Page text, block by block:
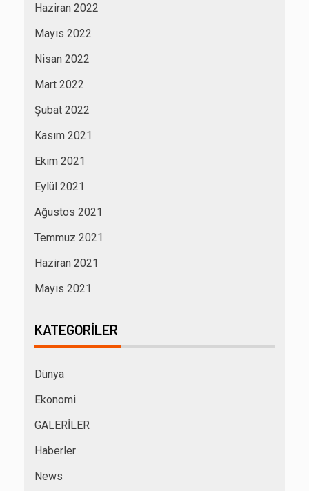
Haziran 2022
Mayıs 2022
Nisan 2022
Mart 2022
Şubat 2022
Kasım 2021
Ekim 2021
Eylül 2021
Ağustos 2021
Temmuz 2021
Haziran 2021
Mayıs 2021
KATEGORILER
Dünya
Ekonomi
GALERİLER
Haberler
News